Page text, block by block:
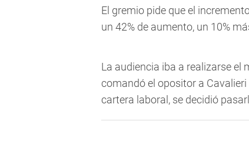
El gremio pide que el
un 42% de aumento, un 10%
La audiencia iba a realizarse
comandó el opositor a
cartera laboral, se decidió